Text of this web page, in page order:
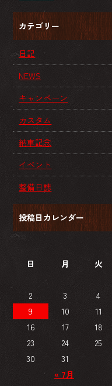
カテゴリー
日記
NEWS
キャンペーン
カスタム
納車記念
イベント
整備日誌
投稿日カレンダー
日
月 火
« 7月
2
3 4
9
10 11
16
17 18
23
24 25
30
31